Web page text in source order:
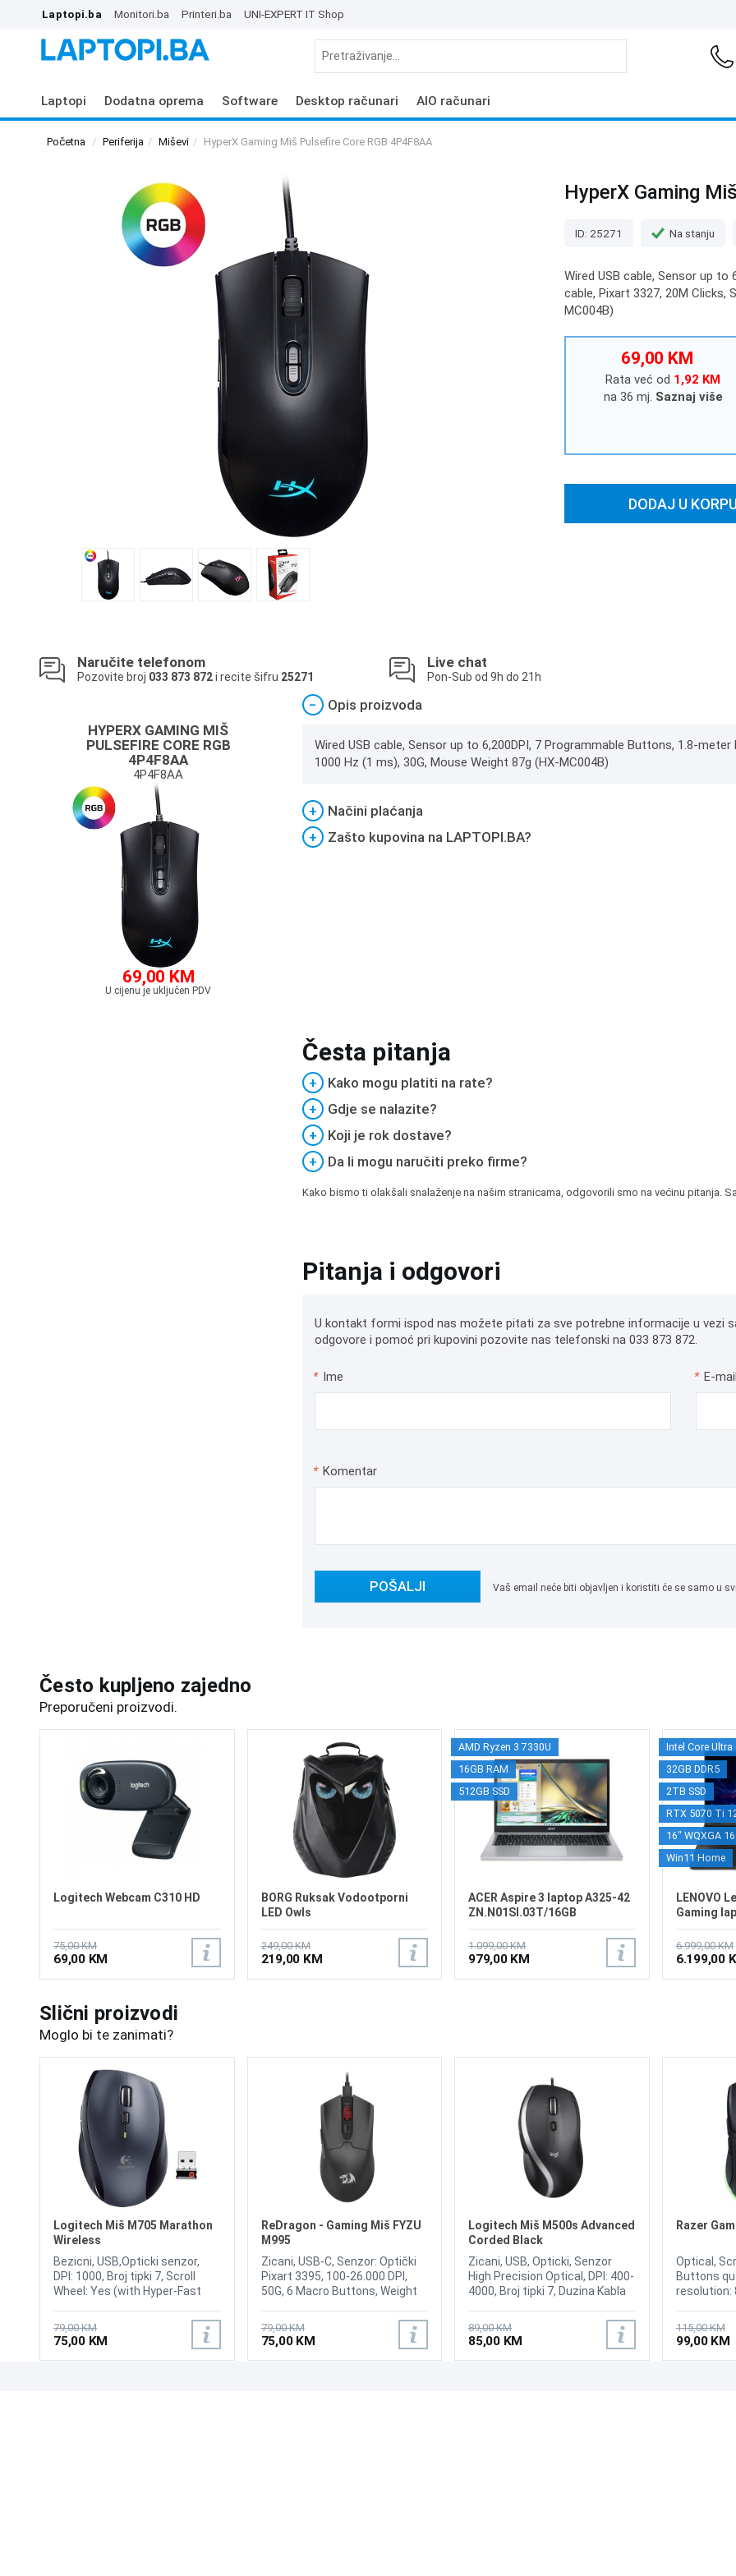
Laptopi.ba Monitori.ba Printeri.ba UNI-EXPERT IT Shop
Laptopi Dodatna oprema Software Desktop računari AIO računari
Početna Periferija Miševi HyperX Gaming Miš Pulsefire Core RGB 4P4F8AA
HyperX Gaming
ID: 25271 Na stanju
Wired USB cable, Sensor up to
cable, Pixart 3327, 20M Clicks,
MC004B)
69,00 KM
Rata već od 1,92 KM
na 36 mj. Saznaj više
DODAJ U
Naručite telefonom
Pozovite broj 033 873 872i recite šifru 25271
Live chat
Pon-Sub od 9h do 21h
HYPERX GAMING MIŠ
PULSEFIRE CORE RGB
4P4F8AA
4P4F8AA
69,00 KM
U cijenu je uključen PDV
− Opis proizvoda
Wired USB cable, Sensor up to 6,200DPI, 7 Programmable Buttons, 1.8-
1000 Hz (1 ms), 30G, Mouse Weight 87g (HX-MC004B)
+
Načini plaćanja
+
Zašto kupovina na LAPTOPI.BA?
Česta pitanja
+
Kako mogu platiti na rate?
+
Gdje se nalazite?
+
Koji je rok dostave?
+
Da li mogu naručiti preko firme?
Kako bismo ti olakšali snalaženje na našim stranicama, odgovorili smo na većinu pitanja.
Pitanja i odgovori
U kontakt formi ispod nas možete pitati za sve potrebne informacije u vezi
odgovore i pomoć pri kupovini pozovite nas telefonski na 033 873 872.
* Ime * E-mail
* Komentar
POŠALJI Vaš email neće biti objavljen i koristiti će se samo u
Često kupljeno zajedno
Preporučeni proizvodi.
Logitech Webcam C310 HD
75,00 KM
69,00 KM
BORG Ruksak Vodootporni
LED Owls
249,00 KM
219,00 KM
AMD Ryzen 3 7330U
16GB RAM
512GB SSD
ACER Aspire 3 laptop A325-42
ZN.N01SI.03T/16GB
1.099,00 KM
979,00 KM
Intel Core Ultra
32GB DDR5
2TB SSD
RTX 5070 Ti
16" WQXGA
Win11 Home
LENOVO
Gaming
6.999,00 KM
6.199,00
Slični proizvodi
Moglo bi te zanimati?
Logitech Miš M705 Marathon
Wireless
Bezicni, USB,Opticki senzor,
DPI: 1000, Broj tipki 7, Scroll
Wheel: Yes (with Hyper-Fast
Advanced 2.4 GHz, Interface:
USB receiver.
79,00 KM
75,00 KM
ReDragon - Gaming Miš FYZU
M995
Zicani, USB-C, Senzor: Optički
Pixart 3395, 100-26.000 DPI,
50G, 6 Macro Buttons, Weight
79,00 KM
75,00 KM
Logitech Miš M500s Advanced
Corded Black
Zicani, USB, Opticki, Senzor
High Precision Optical, DPI: 400-
4000, Broj tipki 7, Duzina Kabla
(with Hyper-Fast Scrolling), Tilt
scroll function (Y/N): Yes,
Weight: 144 g, Dimensions: 126
mm x 69 mm x 42 mm,
89,00 KM
85,00 KM
Razer
Optical,
Buttons
resolution:
of scroll
(max):
115,00 KM
99,00 KM